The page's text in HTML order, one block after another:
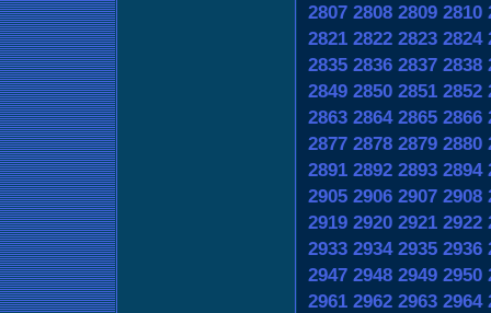
2807 2808 2809 2810
2821 2822 2823 2824
2835 2836 2837 2838
2849 2850 2851 2852
2863 2864 2865 2866
2877 2878 2879 2880
2891 2892 2893 2894
2905 2906 2907 2908
2919 2920 2921 2922
2933 2934 2935 2936
2947 2948 2949 2950
2961 2962 2963 2964